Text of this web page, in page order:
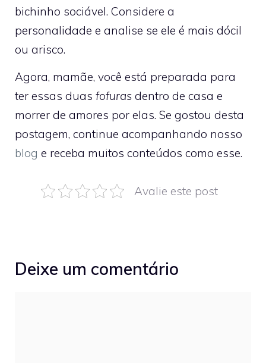
bichinho sociável. Considere a
personalidade e analise se ele é mais dócil
ou arisco.
Agora, mamãe, você está preparada para
ter essas duas fofuras dentro de casa e
morrer de amores por elas. Se gostou desta
postagem, continue acompanhando nosso
blog e receba muitos conteúdos como esse.
Avalie este post
Deixe um comentário